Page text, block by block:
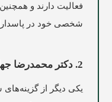
فعالیت دارند و
شخصی خود در
2. دکتر محمدرضا جهانبخشی
یکی دیگر از